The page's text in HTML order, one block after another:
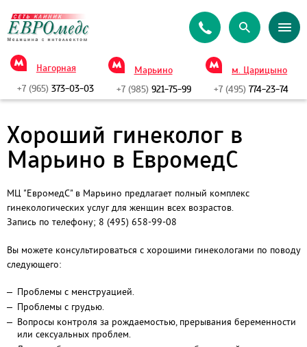
Нагорная
+7 (965) 373-03-03
Марьино
+7 (985)921-75-99
м. Царицыно
+7 (495) 774-23-74
Хороший гинеколог в
Марьино в ЕвромедС
МЦ "ЕвромедС" в Марьино предлагает полный комплекс
гинекологических услуг для женщин всех возрастов.
Запись по телефону; 8 (495) 658-99-08
Вы можете консультироваться с хорошими гинекологами по поводу
следующего:
Проблемы с менструацией.
Проблемы с грудью.
Вопросы контроля за рождаемостью, прерывания беременности
или сексуальных проблем.